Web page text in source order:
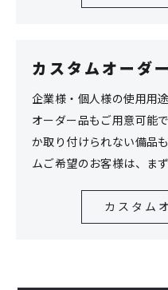
カスタムオーダ
企業様・個人様の使用用
オーダー品もご用意可能
か取り付けられない備品
ムご希望のお客様は、ま
カスタム